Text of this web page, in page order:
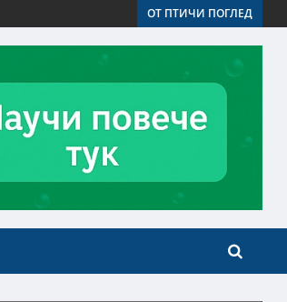
ОТ ПТИЧИ ПОГЛЕД